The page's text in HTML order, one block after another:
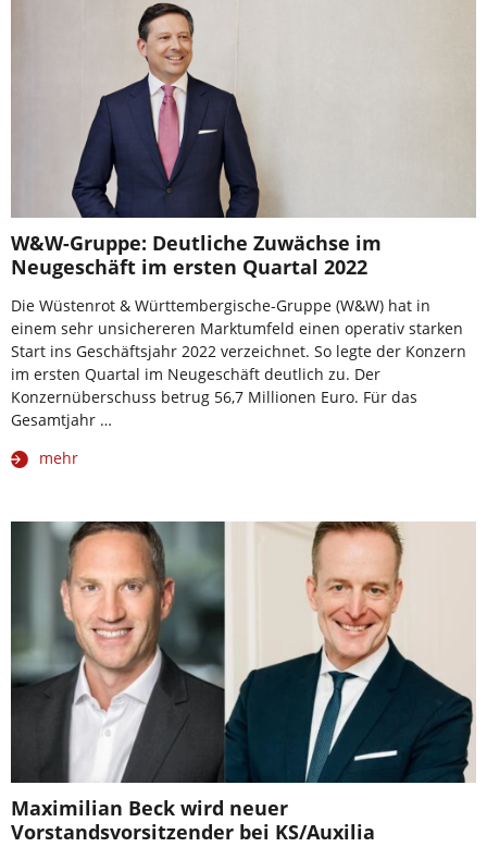
W&W-Gruppe: Deutliche Zuwächse im
Neugeschäft im ersten Quartal 2022
Die Wüstenrot & Württembergische-Gruppe (W&W) hat in
einem sehr unsichereren Marktumfeld einen operativ starken
Start ins Geschäftsjahr 2022 verzeichnet. So legte der Konzern
im ersten Quartal im Neugeschäft deutlich zu. Der
Konzernüberschuss betrug 56,7 Millionen Euro. Für das
Gesamtjahr …
mehr
Maximilian Beck wird neuer
Vorstandsvorsitzender bei KS/Auxilia